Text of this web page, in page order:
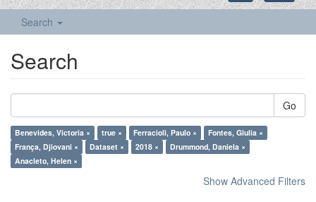
Search
Search
Go
Benevides, Victoria × true × Ferracioli, Paulo ×
Fontes, Giulia ×
França, Djiovani ×
Dataset × 2018 ×
Drummond, Daniela ×
Anacleto, Helen ×
Show Advanced Filters